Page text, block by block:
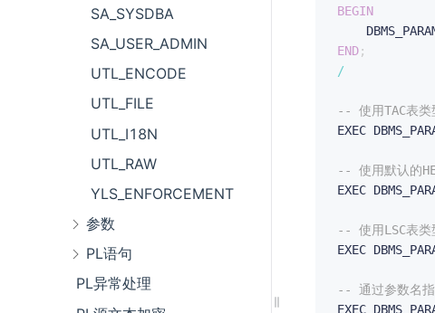
SA_SYSDBA
SA_USER_ADMIN
UTL_ENCODE
UTL_FILE
UTL_I18N
UTL_RAW
YLS_ENFORCEMENT
参数
PL语句
PL异常处理
BEGIN
END;
/
-- 使用TAC表类
EXEC
-- 使用默认的
EXEC
-- 使用LSC表类
EXEC
-- 通过参数名指
EXEC